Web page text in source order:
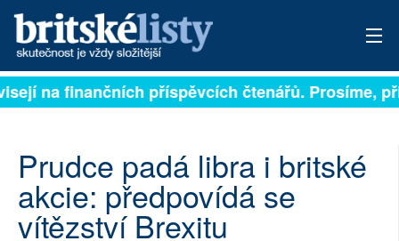
PŘIHLÁSIT
ARCHIV
ROZHOVORY
na finančních příspěvcích čtenářů. Prosíme,
Prudce padá libra i britské
akcie: předpovídá se
vítězství Brexitu